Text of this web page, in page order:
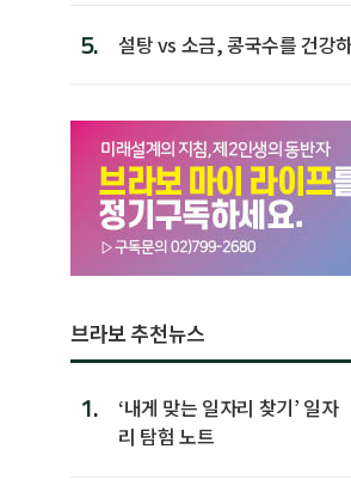
5. 설탕 vs 소금, 콩국수를 건강
브라보 추천뉴스
1.
‘내게 맞는 일자리 찾기’ 일자
리 탐험 노트